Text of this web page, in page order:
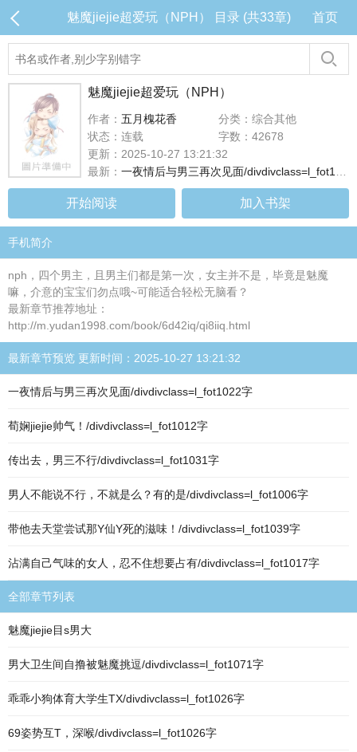
魅魔jiejie超爱玩（NPH） 目录 (共33章) 首页
魅魔jiejie超爱玩（NPH）
作者： 五月槐花香
分类：综合其他
状态：连载
字数：42678
更新：2025-10-27 13:21:32
最新： 一夜情后与男三再次见面/divdivclass=l_fot1022字
开始阅读 加入书架
手机简介
nph，四个男主，且男主们都是第一次，女主并不是，毕竟是魅魔
嘛，介意的宝宝们勿点哦~可能适合轻松无脑看？
最新章节推荐地址：
http://m.yudan1998.com/book/6d42iq/qi8iiq.html
最新章节预览 更新时间：2025-10-27 13:21:32
一夜情后与男三再次见面/divdivclass=l_fot1022字
荀娴jiejie帅气！/divdivclass=l_fot1012字
传出去，男三不行/divdivclass=l_fot1031字
男人不能说不行，不就是么？有的是/divdivclass=l_fot1006字
带他去天堂尝试那Y仙Y死的滋味！/divdivclass=l_fot1039字
沾满自己气味的女人，忍不住想要占有/divdivclass=l_fot1017字
全部章节列表
魅魔jiejie目s男大
男大卫生间自撸被魅魔挑逗/divdivclass=l_fot1071字
乖乖小狗体育大学生TX/divdivclass=l_fot1026字
69姿势互T，深喉/divdivclass=l_fot1026字